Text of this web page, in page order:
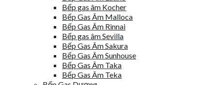
Bếp gas âm Kocher
Bếp Gas Âm Malloca
Bếp Gas Âm Rinnai
Bếp gas âm Sevilla
Bếp Gas Âm Sakura
Bếp Gas Âm Sunhouse
Bếp Gas Âm Taka
Bếp Gas Âm Teka